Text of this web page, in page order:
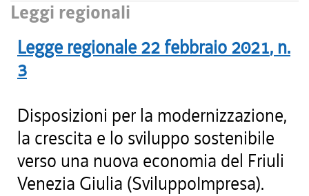
Leggi regionali
Legge regionale 22 febbraio 2021, n.
3
Disposizioni per la modernizzazione,
la crescita e lo sviluppo sostenibile
verso una nuova economia del Friuli
Venezia Giulia (SviluppoImpresa).